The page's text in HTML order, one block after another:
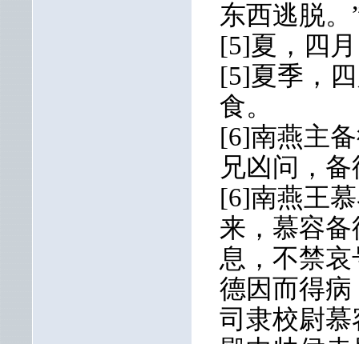
东西逃脱
[5]夏，四
[5]夏季，
食。
[6]南燕主
兄凶问，
[6]南燕王
来，慕容
息，不禁
德因而得
司隶校尉